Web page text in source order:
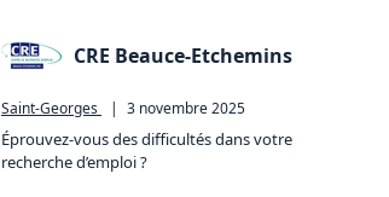
CRE Beauce-Etchemins
Saint-Georges | 3 novembre 2025
Éprouvez-vous des difficultés dans votre
recherche d’emploi ?